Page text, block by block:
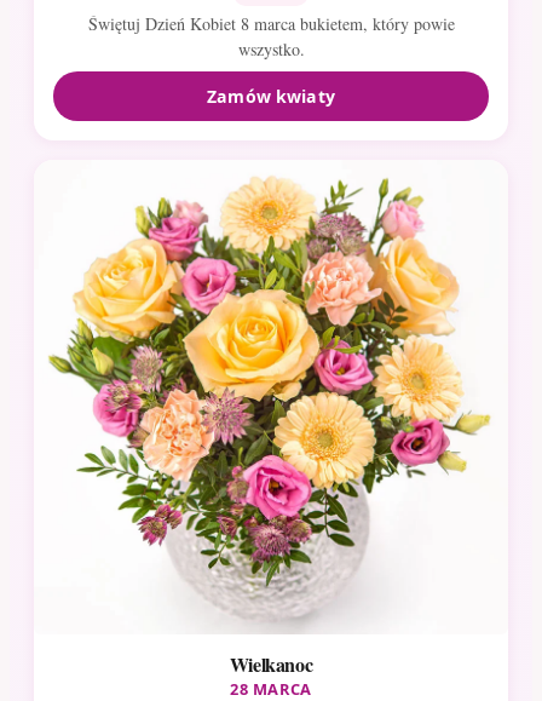
Świętuj Dzień Kobiet 8 marca bukietem, który powie
wszystko.
Zamów kwiaty
Wielkanoc
28 MARCA